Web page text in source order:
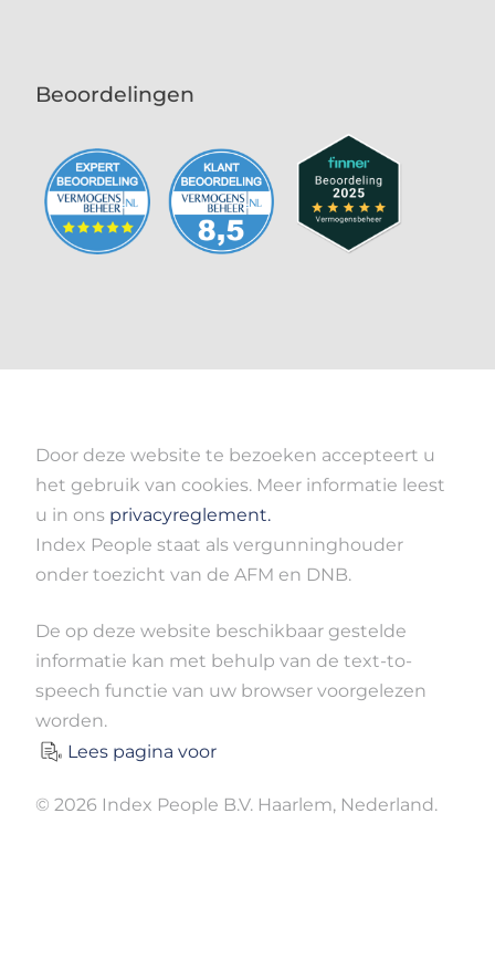
Beoordelingen
Door deze website te bezoeken accepteert u
het gebruik van cookies. Meer informatie leest
u in ons privacyreglement.
Index People staat als vergunninghouder
onder toezicht van de AFM en DNB.
De op deze website beschikbaar gestelde
informatie kan met behulp van de text-to-
speech functie van uw browser voorgelezen
worden.
Lees pagina voor
© 2026 Index People B.V. Haarlem, Nederland.